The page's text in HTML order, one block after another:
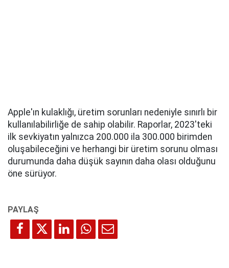
Apple'ın kulaklığı, üretim sorunları nedeniyle sınırlı bir
kullanılabilirliğe de sahip olabilir. Raporlar, 2023'teki
ilk sevkiyatın yalnızca 200.000 ila 300.000 birimden
oluşabileceğini ve herhangi bir üretim sorunu olması
durumunda daha düşük sayının daha olası olduğunu
öne sürüyor.